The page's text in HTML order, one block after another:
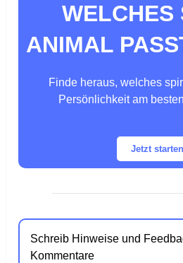
WELCHES
ANIMAL
Finde heraus, welches
Persönlichkeit am
Jetzt starten
Schreib Hinweise und
Kommentare